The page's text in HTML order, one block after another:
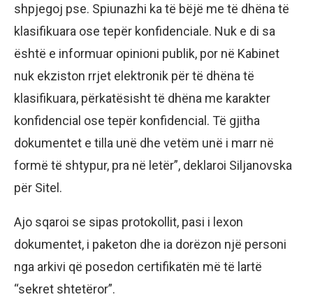
shpjegoj pse. Spiunazhi ka të bëjë me të dhëna të
klasifikuara ose tepër konfidenciale. Nuk e di sa
është e informuar opinioni publik, por në Kabinet
nuk ekziston rrjet elektronik për të dhëna të
klasifikuara, përkatësisht të dhëna me karakter
konfidencial ose tepër konfidencial. Të gjitha
dokumentet e tilla unë dhe vetëm unë i marr në
formë të shtypur, pra në letër”, deklaroi Siljanovska
për Sitel.
Ajo sqaroi se sipas protokollit, pasi i lexon
dokumentet, i paketon dhe ia dorëzon një personi
nga arkivi që posedon certifikatën më të lartë
“sekret shtetëror”.